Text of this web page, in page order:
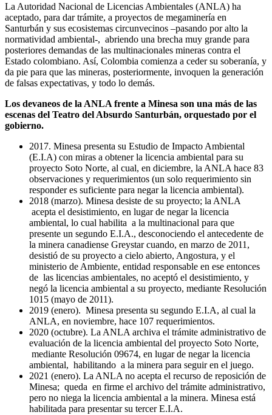
La Autoridad Nacional de Licencias Ambientales (ANLA) ha
aceptado, para dar trámite, a proyectos de megaminería en
Santurbán y sus ecosistemas circunvecinos –pasando por alto la
normatividad ambiental-, abriendo una brecha muy grande para
posteriores demandas de las multinacionales mineras contra el
Estado colombiano. Así, Colombia comienza a ceder su soberanía, y
da pie para que las mineras, posteriormente, invoquen la generación
de falsas expectativas, y todo lo demás.
Los devaneos de la ANLA frente a Minesa son una más de las
escenas del Teatro del Absurdo Santurbán, orquestado por el
gobierno.
2017. Minesa presenta su Estudio de Impacto Ambiental
(E.I.A) con miras a obtener la licencia ambiental para su
proyecto Soto Norte, al cual, en diciembre, la ANLA hace 83
observaciones y requerimientos (un solo requerimiento sin
responder es suficiente para negar la licencia ambiental).
2018 (marzo). Minesa desiste de su proyecto; la ANLA
acepta el desistimiento, en lugar de negar la licencia
ambiental, lo cual habilita a la multinacional para que
presente un segundo E.I.A., desconociendo el antecedente de
la minera canadiense Greystar cuando, en marzo de 2011,
desistió de su proyecto a cielo abierto, Angostura, y el
ministerio de Ambiente, entidad responsable en ese entonces
de las licencias ambientales, no aceptó el desistimiento, y
negó la licencia ambiental a su proyecto, mediante Resolución
1015 (mayo de 2011).
2019 (enero). Minesa presenta su segundo E.I.A, al cual la
ANLA, en noviembre, hace 107 requerimientos.
2020 (octubre). La ANLA archiva el trámite administrativo de
evaluación de la licencia ambiental del proyecto Soto Norte,
mediante Resolución 09674, en lugar de negar la licencia
ambiental, habilitando a la minera para seguir en el juego.
2021 (enero). La ANLA no acepta el recurso de reposición de
Minesa; queda en firme el archivo del trámite administrativo,
pero no niega la licencia ambiental a la minera. Minesa está
habilitada para presentar su tercer E.I.A.